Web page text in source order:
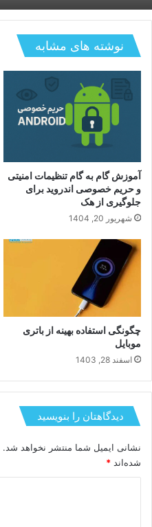
افت سریع شارژ
نوشته های مشابه
آموزش گام به گام تنظیمات امنیتی
و حریم خصوصی اندروید برای
جلوگیری از هک
شهریور 20, 1404
چگونگی استفاده بهینه از باتری
موبایل
اسفند 28, 1403
دیدگاهتان را بنویسید
نشانی ایمیل شما منتشر نخواهد شد.
شده‌اند *